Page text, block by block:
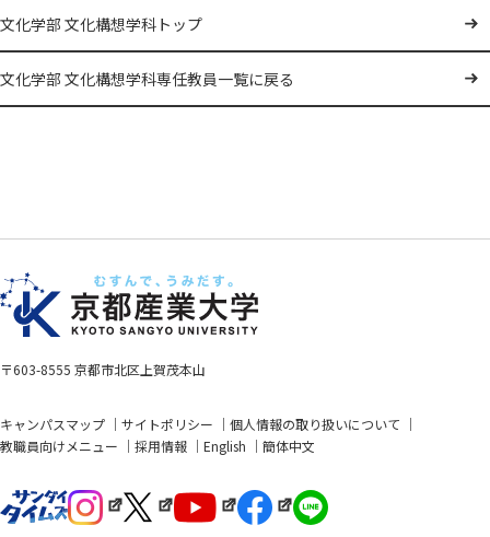
文化学部 文化構想学科トップ
文化学部 文化構想学科専任教員一覧に戻る
〒603-8555 京都市北区上賀茂本山
キャンパスマップ サイトポリシー
個人情報の取り扱いについて
教職員向けメニュー
採用情報 English 簡体中文